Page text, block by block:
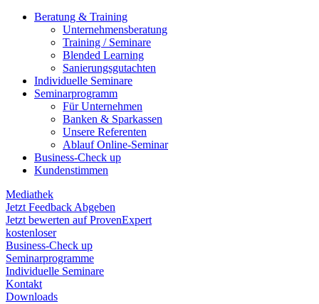
Beratung & Training
Unternehmens­beratung
Training / Seminare
Blended Learning
Sanierungs­gutachten
Individuelle Seminare
Seminarprogramm
Für Unternehmen
Banken & Sparkassen
Unsere Referenten
Ablauf Online-Seminar
Business-Check up
Kundenstimmen
Mediathek
Jetzt Feedback Abgeben
Jetzt bewerten auf ProvenExpert
kostenloser
Business-Check up
Seminarprogramme
Individuelle Seminare
Kontakt
Downloads